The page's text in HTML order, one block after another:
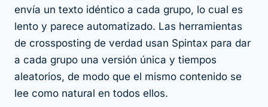
envía un texto idéntico a cada grupo, lo cual es
lento y parece automatizado. Las herramientas
de crossposting de verdad usan Spintax para dar
a cada grupo una versión única y tiempos
aleatorios, de modo que el mismo contenido se
lee como natural en todos ellos.